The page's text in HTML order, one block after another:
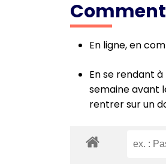
Comment
En ligne, en
En se rendant
semaine avant
rentrer sur un